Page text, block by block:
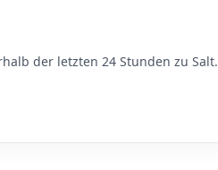
der letzten 24 Stunden zu Salt.